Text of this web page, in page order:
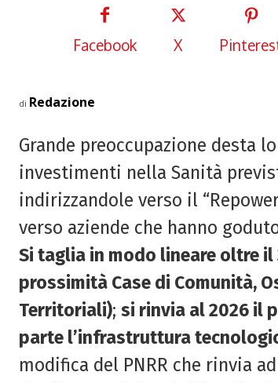
Facebook X
di Redazione
Grande preoccupazione desta
investimenti nella Sanità
indirizzandole verso il
verso aziende che hanno
Si taglia in modo lineare oltre
prossimità Case di Comunità,
Territoriali); si rinvia al 2026 il
parte l’infrastruttura
modifica del PNRR che rinvia